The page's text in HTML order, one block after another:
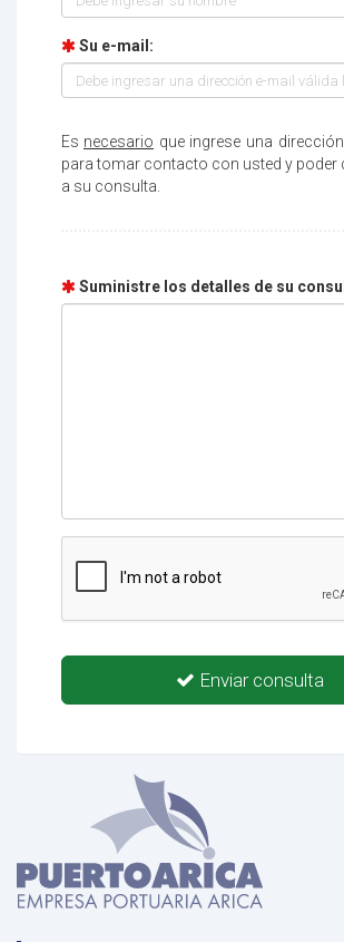
Su e-mail:
Es necesario que ingrese una
para tomar contacto con usted y poder
a su consulta.
Suministre los detalles de su
Enviar consulta